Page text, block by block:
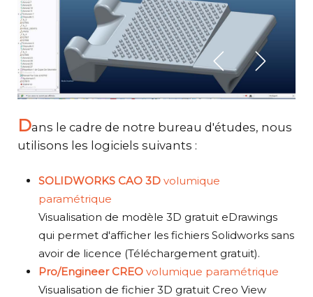
Dans le cadre de notre bureau d'études, nous
utilisons les logiciels suivants :
SOLIDWORKS CAO 3D volumique
paramétrique
Visualisation de modèle 3D gratuit eDrawings
qui permet d'afficher les fichiers Solidworks sans
avoir de licence (Téléchargement gratuit).
Pro/Engineer CREO volumique paramétrique
Visualisation de fichier 3D gratuit Creo View